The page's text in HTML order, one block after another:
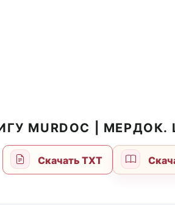
MURDOC | МЕРДОК.
Скачать TXT